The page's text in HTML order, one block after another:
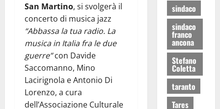
San Martino, si svolgerà il
concerto di musica jazz
“Abbassa la tua radio. La
musica in Italia fra le due
guerre”con Davide
Saccomanno, Mino
Lacirignola e Antonio Di
Lorenzo, a cura
dell’Associazione Culturale
sindaco
sindaco
franco
ancona
Stefano
Coletta
taranto
Tares